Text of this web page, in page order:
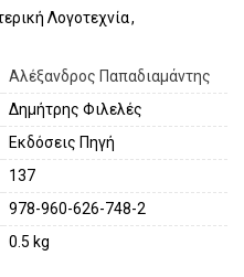
Λογοτεχνία,
Αλέξανδρος Παπαδιαμάντης
Δημήτρης Φιλελές
Εκδόσεις Πηγή
137
978-960-626-748-2
0.5 kg